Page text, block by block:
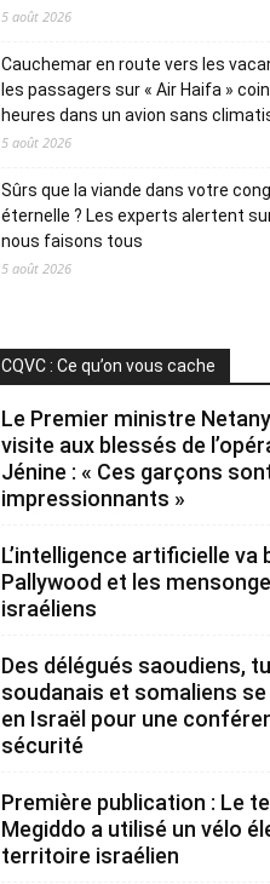
5 août 2026
Cauchemar en route vers les
les passagers sur « Air Haifa »
heures dans un avion sans
5 août 2026
Sûrs que la viande dans votre
éternelle ? Les experts alertent
nous faisons tous
5 août 2026
CQVC : Ce qu’on vous cache
Le Premier ministre
visite aux blessés de
Jénine : « Ces garçons
impressionnants »
L’intelligence artificielle va
Pallywood et les
israéliens
Des délégués saoudiens,
soudanais et somaliens
en Israël pour une
sécurité
Première publication : Le
Megiddo a utilisé un vélo
territoire israélien